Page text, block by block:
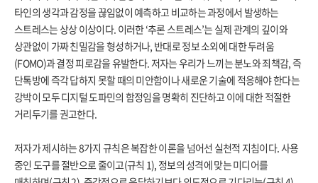
타인의 생각과 감정을 끊임없이 예측하고 비교하는 과정에서 발생하는
스트레스는 상상 이상이다. 이러한 ‘추론 스트레스’는 실제 관계의 깊이와
상관없이 가짜 친밀감을 형성하거나, 반대로 정보 소외에 대한 두려움
(FOMO)과 결정 피로감을 유발한다. 저자는 우리가 느끼는 분노와 죄책감, 즉
단톡방에 즉각 답하지 못할 때의 미안함이나 새로운 기술에 적응해야 한다는
강박이 모두 디지털 도파민의 함정임을 명확히 진단하고 이에 대한 적절한
거리두기를 권고한다.
저자가 제시하는 8가지 규칙은 복잡한 이론을 넘어선 실천적 지침이다. 사용
중인 도구를 절반으로 줄이고(규칙 1), 정보의 성격에 맞는 미디어를